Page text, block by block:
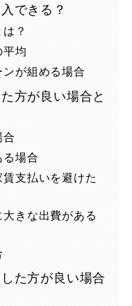
できる？
？
平均
が組める場合
方が良い場合と
合
る場合
支払いを避けた
きな出費がある
た方が良い場合